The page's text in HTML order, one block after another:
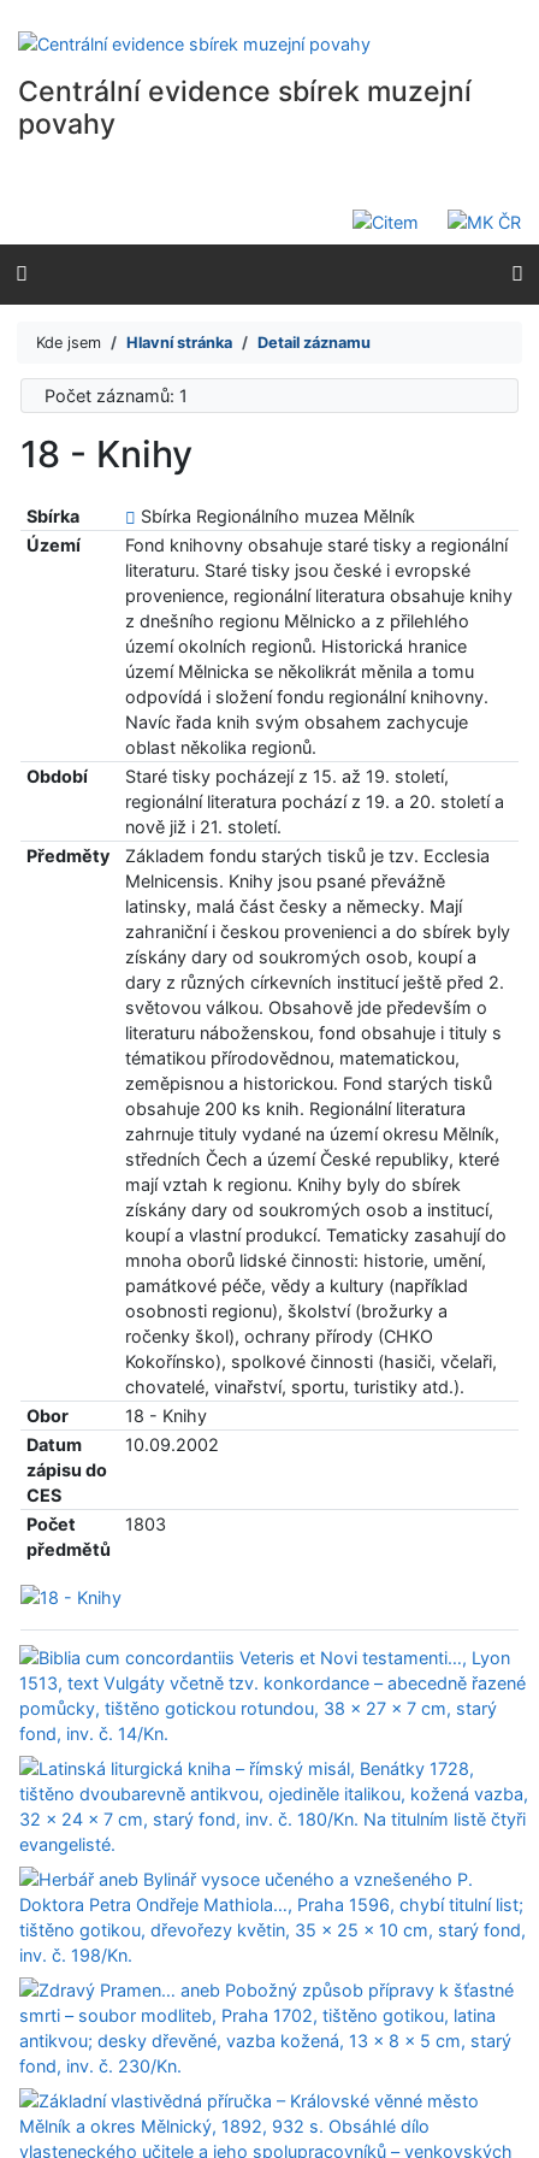
Přejít na menu
Centrální evidence sbírek muzejní
povahy
Kde jsem Hlavní stránka Detail záznamu
Počet záznamů: 1
18 - Knihy
Sbírka
Sbírka Regionálního muzea Mělník
Území
Fond knihovny obsahuje staré tisky a regionální
literaturu. Staré tisky jsou české i evropské
provenience, regionální literatura obsahuje knihy
z dnešního regionu Mělnicko a z přilehlého
území okolních regionů. Historická hranice
území Mělnicka se několikrát měnila a tomu
odpovídá i složení fondu regionální knihovny.
Navíc řada knih svým obsahem zachycuje
oblast několika regionů.
Období
Staré tisky pocházejí z 15. až 19. století,
regionální literatura pochází z 19. a 20. století a
nově již i 21. století.
Předměty
Základem fondu starých tisků je tzv. Ecclesia
Melnicensis. Knihy jsou psané převážně
latinsky, malá část česky a německy. Mají
zahraniční i českou provenienci a do sbírek byly
získány dary od soukromých osob, koupí a
dary z různých církevních institucí ještě před 2.
světovou válkou. Obsahově jde především o
literaturu náboženskou, fond obsahuje i tituly s
tématikou přírodovědnou, matematickou,
zeměpisnou a historickou. Fond starých tisků
obsahuje 200 ks knih. Regionální literatura
zahrnuje tituly vydané na území okresu Mělník,
středních Čech a území České republiky, které
mají vztah k regionu. Knihy byly do sbírek
získány dary od soukromých osob a institucí,
koupí a vlastní produkcí. Tematicky zasahují do
mnoha oborů lidské činnosti: historie, umění,
památkové péče, vědy a kultury (například
osobnosti regionu), školství (brožurky a
ročenky škol), ochrany přírody (CHKO
Kokořínsko), spolkové činnosti (hasiči, včelaři,
chovatelé, vinařství, sportu, turistiky atd.).
Obor
18 - Knihy
Datum
zápisu do
CES
10.09.2002
Počet
předmětů
1803